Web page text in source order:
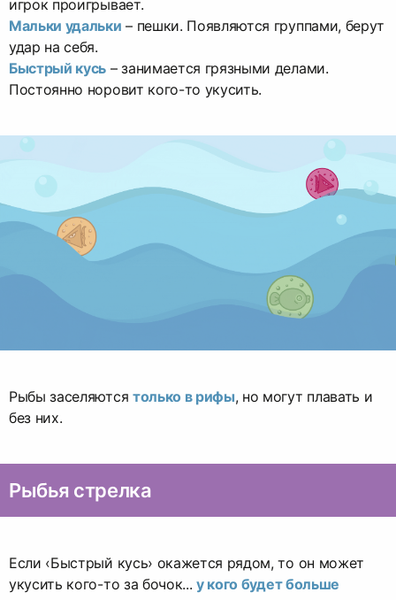
Мальки удальки – пешки. Появляются группами, берут
Быстрый кусь – занимается грязными делами.
Постоянно норовит кого-то укусить.
Рыбы заселяются только в рифы, но могут плавать и
без них.
Рыбья стрелка
Если ‹Быстрый кусь› окажется рядом, то он может
укусить кого-то за бочок...у кого будет больше